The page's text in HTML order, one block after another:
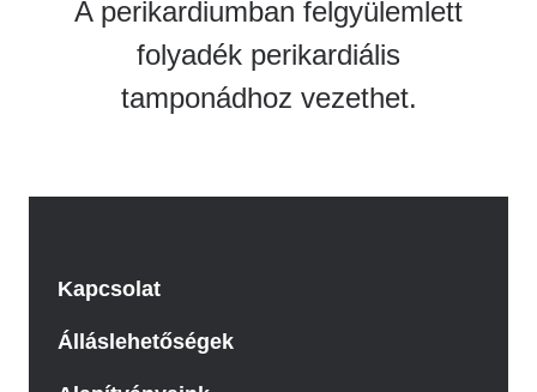
A perikardiumban felgyülemlett
folyadék perikardiális
tamponádhoz vezethet.
Kapcsolat
Álláslehetőségek